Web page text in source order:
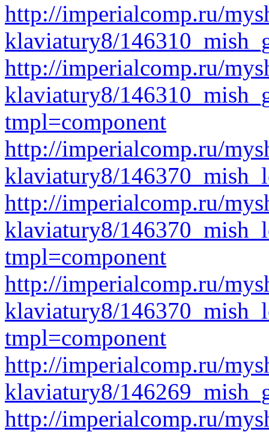
http://imperialcomp.ru/
klaviatury8/
http://imperialcomp.ru/
klaviatury8/
tmpl=component
http://imperialcomp.ru/
klaviatury8/
http://imperialcomp.ru/
klaviatury8/
tmpl=component
http://imperialcomp.ru/
klaviatury8/
tmpl=component
http://imperialcomp.ru/
klaviatury8/
http://imperialcomp.ru/